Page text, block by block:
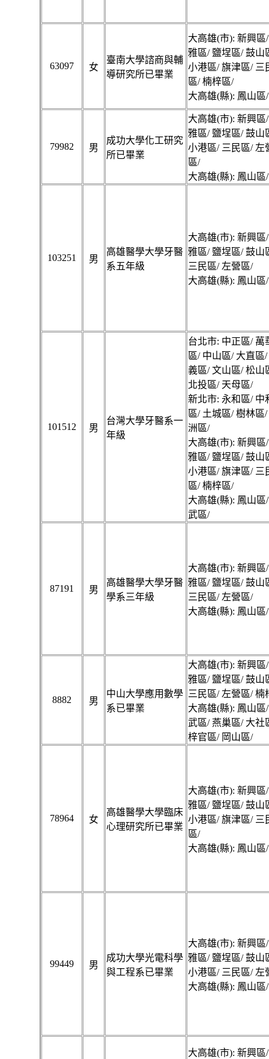
63097 女
臺南大學諮商與輔
導研究所已畢業
大高雄(市): 新興區
雅區/ 鹽埕區/ 鼓山
小港區/ 旗津區/ 三
區/ 楠梓區/
大高雄(縣): 鳳山區/
79982 男
成功大學化工研究
所已畢業
大高雄(市): 新興區
雅區/ 鹽埕區/ 鼓山
小港區/ 三民區/ 左
區/
大高雄(縣): 鳳山區
103251 男
高雄醫學大學牙醫
系五年級
大高雄(市): 新興區
雅區/ 鹽埕區/ 鼓山
三民區/ 左營區/
大高雄(縣): 鳳山區/
101512 男
台灣大學牙醫系一
年級
台北市: 中正區/ 萬
區/ 中山區/ 大直區
義區/ 文山區/ 松山
北投區/ 天母區/
新北市: 永和區/ 中
區/ 土城區/ 樹林區
洲區/
大高雄(市): 新興區
雅區/ 鹽埕區/ 鼓山
小港區/ 旗津區/ 三
區/ 楠梓區/
大高雄(縣): 鳳山區
武區/
87191 男
高雄醫學大學牙醫
學系三年級
大高雄(市): 新興區
雅區/ 鹽埕區/ 鼓山
三民區/ 左營區/
大高雄(縣): 鳳山區/
8882 男
中山大學應用數學
系已畢業
大高雄(市): 新興區
雅區/ 鹽埕區/ 鼓山
三民區/ 左營區/ 楠
大高雄(縣): 鳳山區
武區/ 燕巢區/ 大社
梓官區/ 岡山區/
78964 女
高雄醫學大學臨床
心理研究所已畢業
大高雄(市): 新興區
雅區/ 鹽埕區/ 鼓山
小港區/ 旗津區/ 三
區/
大高雄(縣): 鳳山區/
99449 男
成功大學光電科學
與工程系已畢業
大高雄(市): 新興區
雅區/ 鹽埕區/ 鼓山
小港區/ 三民區/ 左
大高雄(縣): 鳳山區/
大高雄(市): 新興區